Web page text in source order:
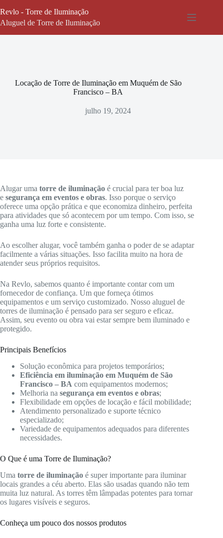
para
o
Revlo - Torre de Iluminação
Aluguel de Torre de Iluminação
Locação de Torre de Iluminação em Muquém de São
Francisco – BA
julho 19, 2024
Alugar uma torre de iluminação é crucial para ter boa luz
e segurança em eventos e obras. Isso porque o serviço
oferece uma opção prática e que economiza dinheiro, perfeita
para atividades que só acontecem por um tempo. Com isso, se
ganha uma luz forte e consistente.
Ao escolher alugar, você também ganha o poder de se adaptar
facilmente a várias situações. Isso facilita muito na hora de
atender seus próprios requisitos.
Na Revlo, sabemos quanto é importante contar com um
fornecedor de confiança. Um que forneça ótimos
equipamentos e um serviço customizado. Nosso aluguel de
torres de iluminação é pensado para ser seguro e eficaz.
Assim, seu evento ou obra vai estar sempre bem iluminado e
protegido.
Principais Benefícios
Solução econômica para projetos temporários;
Eficiência em iluminação em Muquém de São
Francisco – BA com equipamentos modernos;
Melhoria na segurança em eventos e obras;
Flexibilidade em opções de locação e fácil mobilidade;
Atendimento personalizado e suporte técnico
especializado;
Variedade de equipamentos adequados para diferentes
necessidades.
O Que é uma Torre de Iluminação?
Uma torre de iluminação é super importante para iluminar
locais grandes a céu aberto. Elas são usadas quando não tem
muita luz natural. As torres têm lâmpadas potentes para tornar
os lugares visíveis e seguros.
Conheça um pouco dos nossos produtos